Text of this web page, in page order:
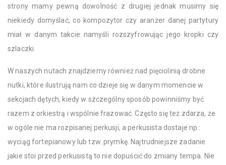
strony mamy pewną dowolność z drugiej jednak musimy się
niekiedy domyślać, co kompozytor czy aranżer danej partytury
miał w danym takcie namyśli rozszyfrowując jego kropki czy
szlaczki.
W naszych nutach znajdziemy również nad pięciolinią drobne
nutki, które ilustrują nam co dzieje się w danym momencie w
sekcjach dętych, kiedy w szczególny sposób powinniśmy być
razem z orkiestrą i wspólnie frazować. Często się też zdarza, że
w ogóle nie ma rozpisanej perkusji, a perkusista dostaje np.:
wyciąg fortepianowy lub tzw. prymkę. Najtrudniejsze zadanie
jakie stoi przed perkusistą to nie dopuścić do zmiany tempa. Nie